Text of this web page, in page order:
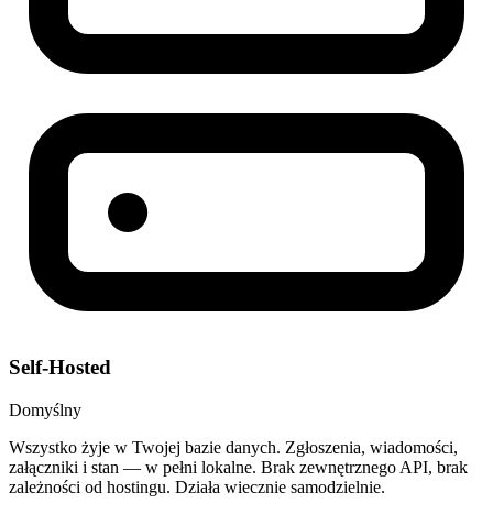
Self-Hosted
Domyślny
Wszystko żyje w Twojej bazie danych. Zgłoszenia, wiadomości,
załączniki i stan — w pełni lokalne. Brak zewnętrznego API, brak
zależności od hostingu. Działa wiecznie samodzielnie.